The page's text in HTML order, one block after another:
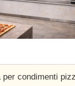
per condimenti